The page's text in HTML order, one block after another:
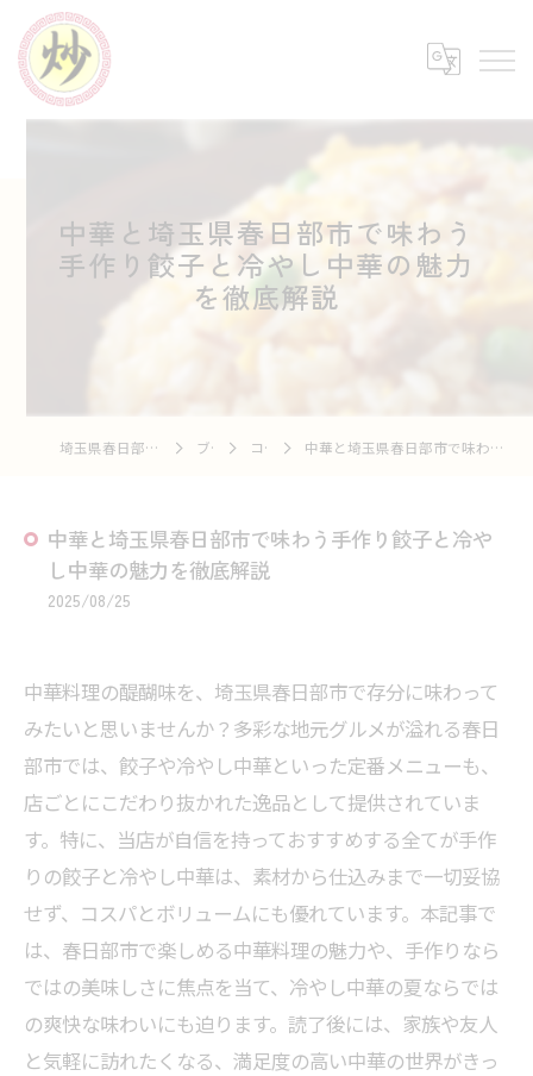
中華と埼玉県春日部市で味わう
手作り餃子と冷やし中華の魅力
を徹底解説
埼玉県春日部の中華なら中華市場 炒 ブログ コラム 中華と埼玉県春日部市で味わう手作り餃子と冷やし中華の魅力を徹底解説
中華と埼玉県春日部市で味わう手作り餃子と冷や
し中華の魅力を徹底解説
2025/08/25
中華料理の醍醐味を、埼玉県春日部市で存分に味わって
みたいと思いませんか？多彩な地元グルメが溢れる春日
部市では、餃子や冷やし中華といった定番メニューも、
店ごとにこだわり抜かれた逸品として提供されていま
す。特に、当店が自信を持っておすすめする全てが手作
りの餃子と冷やし中華は、素材から仕込みまで一切妥協
せず、コスパとボリュームにも優れています。本記事で
は、春日部市で楽しめる中華料理の魅力や、手作りなら
ではの美味しさに焦点を当て、冷やし中華の夏ならでは
の爽快な味わいにも迫ります。読了後には、家族や友人
と気軽に訪れたくなる、満足度の高い中華の世界がきっ